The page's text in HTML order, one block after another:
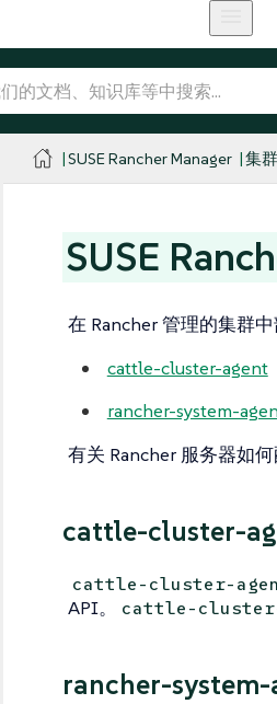
SUSE Rancher Manager 集
SUSE
在 Rancher 管理的集群
cattle-cluster-agent
rancher-system-
有关 Rancher 服务器如
cattle-cluster-
cattle-cluster-
API。
cattle-
rancher-